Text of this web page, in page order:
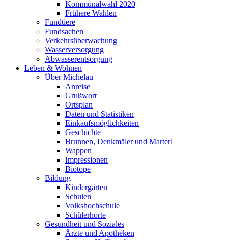
Kommunalwahl 2020
Frühere Wahlen
Fundtiere
Fundsachen
Verkehrsüberwachung
Wasserversorgung
Abwasserentsorgung
Leben & Wohnen
Über Michelau
Anreise
Grußwort
Ortsplan
Daten und Statistiken
Einkaufsmöglichkeiten
Geschichte
Brunnen, Denkmäler und Marterl
Wappen
Impressionen
Biotope
Bildung
Kindergärten
Schulen
Volkshochschule
Schülerhorte
Gesundheit und Soziales
Ärzte und Apotheken